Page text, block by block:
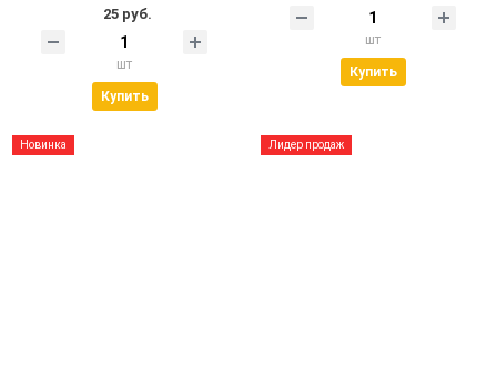
25 руб.
шт
Купить
шт
Купить
Новинка Лидер продаж